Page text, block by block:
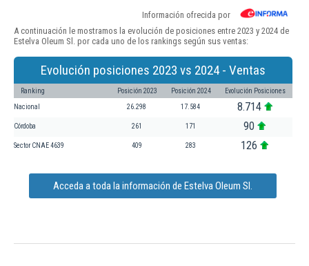
Información ofrecida por
A continuación le mostramos la evolución de posiciones entre 2023 y 2024 de
Estelva Oleum Sl. por cada uno de los rankings según sus ventas:
Evolución posiciones 2023 vs 2024 - Ventas
Ranking Posición 2023 Posición 2024 Evolución Posiciones
Nacional 26.298 17.584 8.714
Córdoba 261 171 90
Sector CNAE 4639 409 283 126
Acceda a toda la información de Estelva Oleum Sl.